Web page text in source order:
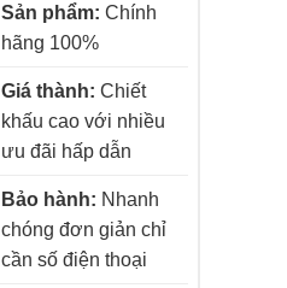
Sản phẩm: Chính
hãng 100%
Giá thành: Chiết
khấu cao với nhiều
ưu đãi hấp dẫn
Bảo hành: Nhanh
chóng đơn giản chỉ
cần số điện thoại